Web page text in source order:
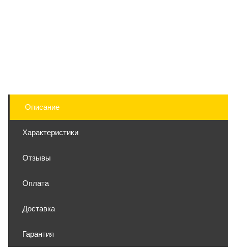
Описание
Характеристики
Отзывы
Оплата
Доставка
Гарантия